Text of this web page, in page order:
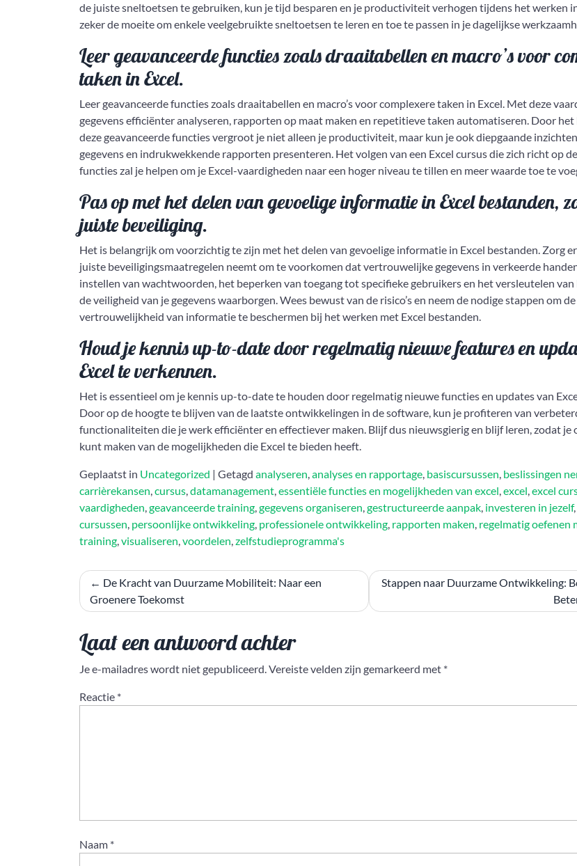
de juiste sneltoetsen te gebruiken, kun je tijd besparen en je productiviteit verhogen tijdens het werken
zeker de moeite om enkele veelgebruikte sneltoetsen te leren en toe te passen in je dagelijkse
Leer geavanceerde functies zoals draaitabellen en macro’s voor
taken in Excel.
Leer geavanceerde functies zoals draaitabellen en macro’s voor complexere taken in Excel. Met deze
gegevens efficiënter analyseren, rapporten op maat maken en repetitieve taken automatiseren. Door het
deze geavanceerde functies vergroot je niet alleen je productiviteit, maar kun je ook diepgaande
gegevens en indrukwekkende rapporten presenteren. Het volgen van een Excel cursus die zich richt op
functies zal je helpen om je Excel-vaardigheden naar een hoger niveau te tillen en meer waarde toe te
Pas op met het delen van gevoelige informatie in Excel bestanden,
juiste beveiliging.
Het is belangrijk om voorzichtig te zijn met het delen van gevoelige informatie in Excel bestanden. Zorg
juiste beveiligingsmaatregelen neemt om te voorkomen dat vertrouwelijke gegevens in verkeerde
instellen van wachtwoorden, het beperken van toegang tot specifieke gebruikers en het versleutelen
de veiligheid van je gegevens waarborgen. Wees bewust van de risico’s en neem de nodige stappen om
vertrouwelijkheid van informatie te beschermen bij het werken met Excel bestanden.
Houd je kennis up-to-date door regelmatig nieuwe features en
Excel te verkennen.
Het is essentieel om je kennis up-to-date te houden door regelmatig nieuwe functies en updates van
Door op de hoogte te blijven van de laatste ontwikkelingen in de software, kun je profiteren van
functionaliteiten die je werk efficiënter en effectiever maken. Blijf dus nieuwsgierig en blijf leren, zodat je
kunt maken van de mogelijkheden die Excel te bieden heeft.
Geplaatst in Uncategorized | Getagd analyseren,analyses en rapportage, basiscursussen, beslissingen
carrièrekansen,cursus,datamanagement,essentiële functies en mogelijkheden van excel,excel,excel
vaardigheden,geavanceerde training,gegevens organiseren,gestructureerde aanpak, investeren in jezelf,
cursussen, persoonlijke ontwikkeling, professionele ontwikkeling, rapporten maken, regelmatig oefenen
training,visualiseren,voordelen,zelfstudieprogramma's
Bericht
navigatie
De Kracht van Duurzame Mobiliteit: Naar een
Groenere Toekomst
Stappen naar Duurzame Ontwikkeling:
Laat een antwoord achter
Je e-mailadres wordt niet gepubliceerd.Vereiste velden zijn gemarkeerd met *
Reactie *
Naam *